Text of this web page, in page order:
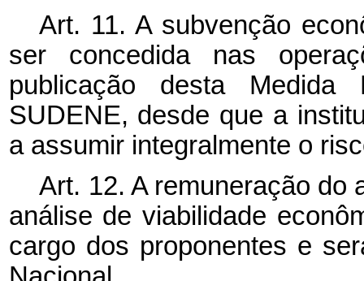
Art. 11. A subvenção
ser concedida nas
publicação desta
SUDENE, desde que a
a assumir integralmente o
Art. 12. A remuneração do
análise de viabilidade
cargo dos proponentes e